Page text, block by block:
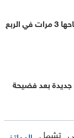
سامسونغ تتوقع تضاعف أرباحها 3 مرات في الربع
جديدة بعد فضيحة
تشمل